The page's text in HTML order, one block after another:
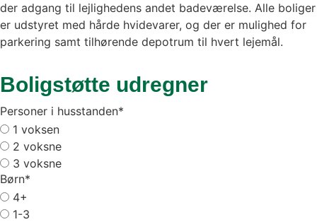
der adgang til lejlighedens andet badeværelse. Alle boliger
er udstyret med hårde hvidevarer, og der er mulighed for
parkering samt tilhørende depotrum til hvert lejemål.
Boligstøtte udregner
Personer i husstanden*
1 voksen
2 voksne
3 voksne
Børn*
4+
1-3